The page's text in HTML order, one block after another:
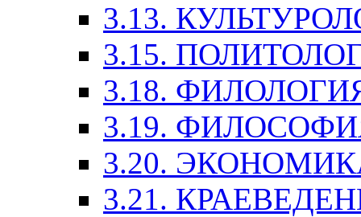
3.13.
3.15.
3.18.
3.19.
3.20.
3.21.